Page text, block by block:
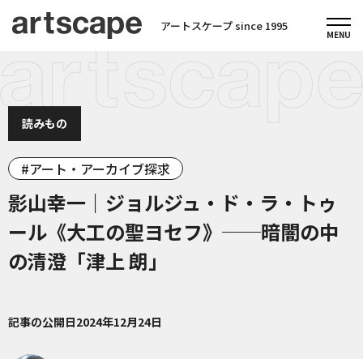
アートスケープ since 1995
読みもの
アート・アーカイブ探求
影山幸一｜ジョルジュ・ド・ラ・トゥ
ール《大工の聖ヨセフ》──暗闇の中
の清澄「津上 朗」
記事の公開日2024年12月24日